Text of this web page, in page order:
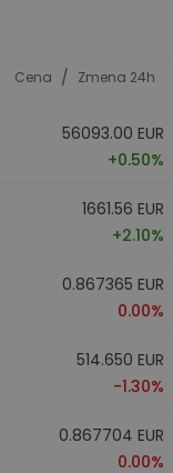
Cena / Zmena 24h
56093.00 EUR
+0.50%
1661.56 EUR
+2.10%
0.867365 EUR
0.00%
514.650 EUR
-1.30%
0.867704 EUR
0.00%